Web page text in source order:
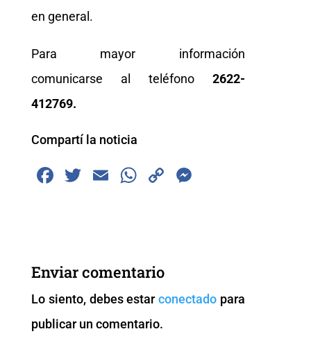
en general.
Para mayor información
comunicarse al teléfono2622-
412769.
Compartí la noticia
F
b
o
o
k
T
E
W
A
p
p
C
k
er
Enviar comentario
Lo siento, debes estarconectado para
publicar un comentario.